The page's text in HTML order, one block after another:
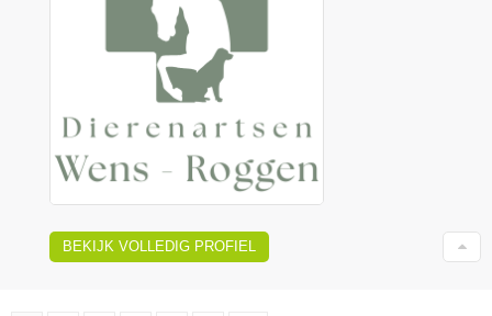
BEKIJK VOLLEDIG PROFIEL